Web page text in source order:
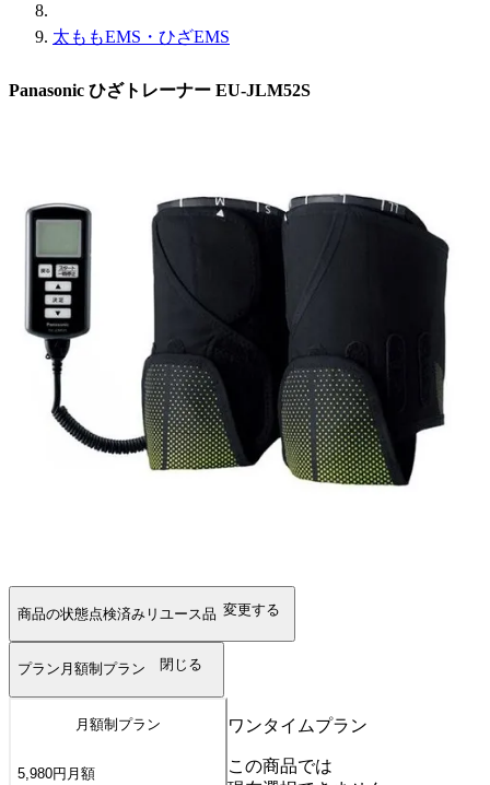
太ももEMS・ひざEMS
Panasonic ひざトレーナー EU-JLM52S
商品の状態点検済みリユース品 変更する
プラン 月額制プラン 閉じる
月額制プラン
5,980円 月額
ワンタイムプラン
この商品では